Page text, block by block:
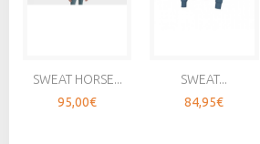
SWEAT HORSE...
95,00€
SWEAT...
84,95€